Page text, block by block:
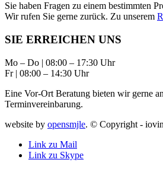
Sie haben Fragen zu einem bestimmten
Wir rufen Sie gerne zurück. Zu unserem
SIE ERREICHEN UNS
Mo – Do | 08:00 – 17:30 Uhr
Fr | 08:00 – 14:30 Uhr
Eine Vor-Ort Beratung bieten wir gerne
Terminvereinbarung.
website by opensmjle. © Copyright -
Link zu Mail
Link zu Skype